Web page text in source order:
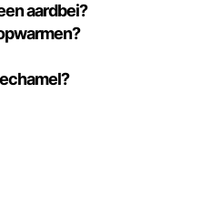
aardbei?